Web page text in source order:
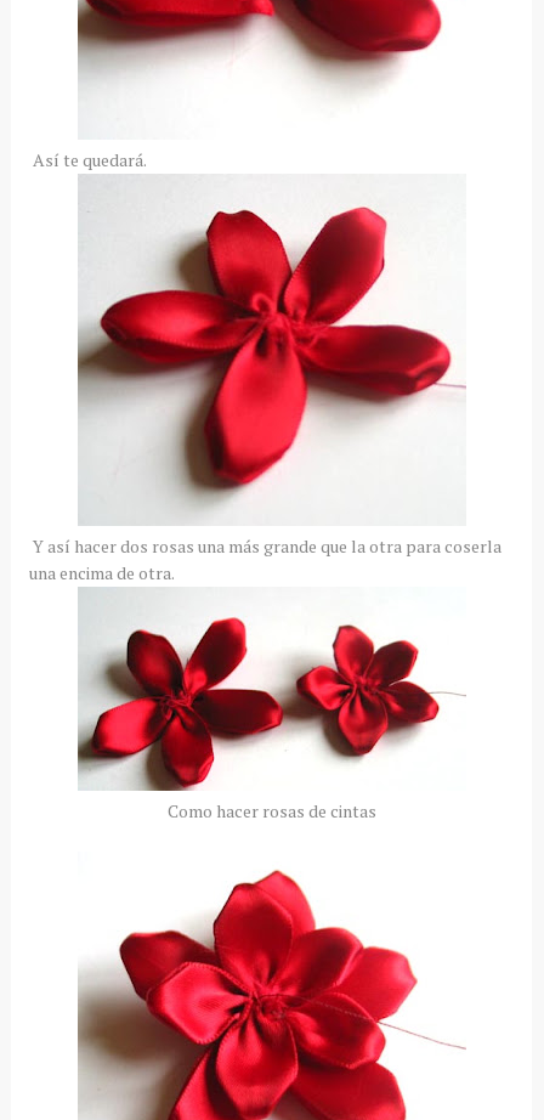
Así te quedará.
Y así hacer dos rosas una más grande que la otra para coserla
una encima de otra.
Como hacer rosas de cintas